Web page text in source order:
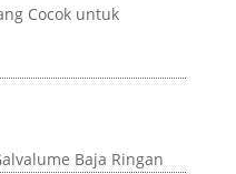
Cocok untuk
Baja Ringan